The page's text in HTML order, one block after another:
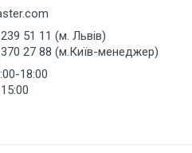
металеві
(металеві та
51 11 (м. Львів)
27 88 (м.Київ-менеджер)
18:00